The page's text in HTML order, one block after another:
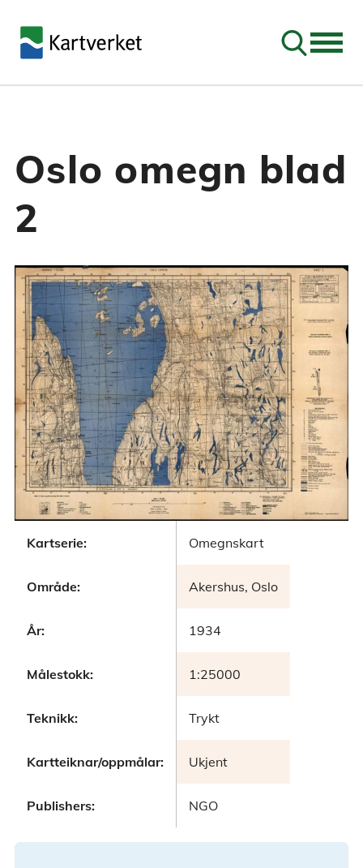
Søk
Oslo omegn blad
2
Kartserie: Omegnskart
Område: Akershus, Oslo
År: 1934
Målestokk: 1:25000
Teknikk: Trykt
Kartteiknar/oppmålar: Ukjent
Publishers: NGO